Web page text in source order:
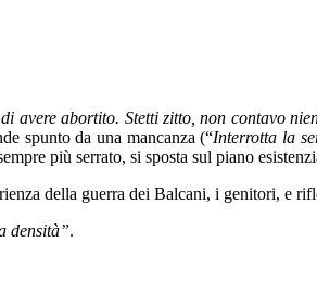
avere abortito. Stetti zitto, non contavo
spunto da una mancanza (“Interrotta la
più serrato, si sposta sul piano
della guerra dei Balcani, i genitori, e
densità”.